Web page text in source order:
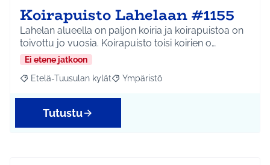
Koirapuisto Lahelaan #1155
Lahelan alueella on paljon koiria ja koirapuistoa on
toivottu jo vuosia. Koirapuisto toisi koirien o…
Ei etene jatkoon
Rajaa tulokset aihepiirin mukaan: Etelä-Tuusulan kylät
Etelä-Tuusulan kylät Rajaa tulokset teeman mukaan:
Ympäristö
Tutustu